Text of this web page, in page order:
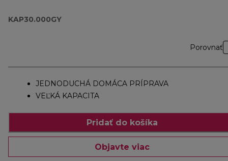
KAP30.000GY
Porovnať
JEDNODUCHÁ DOMÁCA PRÍPRAVA
VEĽKÁ KAPACITA
Pridať do košíka
Objavte viac